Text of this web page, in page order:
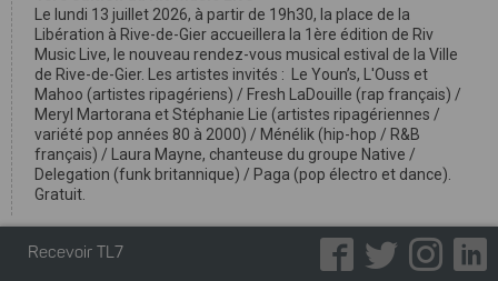
Le lundi 13 juillet 2026, à partir de 19h30, la place de la
Libération à Rive-de-Gier accueillera la 1ère édition de Riv
Music Live, le nouveau rendez-vous musical estival de la Ville
de Rive-de-Gier. Les artistes invités : Le Youn’s, L'Ouss et
Mahoo (artistes ripagériens) / Fresh LaDouille (rap français) /
Meryl Martorana et Stéphanie Lie (artistes ripagériennes /
variété pop années 80 à 2000) / Ménélik (hip-hop / R&B
français) / Laura Mayne, chanteuse du groupe Native /
Delegation (funk britannique) / Paga (pop électro et dance).
Gratuit.
Recevoir TL7